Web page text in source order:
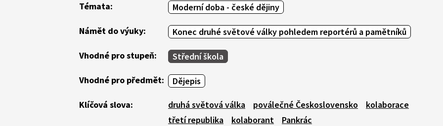
Témata: Moderní doba - české dějiny
Námět do výuky: Konec druhé světové války pohledem reportérů a pamětníků
Vhodné pro stupeň: Střední škola
Vhodné pro předmět: Dějepis
Klíčová slova: druhá světová válka poválečné Československo
kolaborace
třetí republika
kolaborant Pankrác